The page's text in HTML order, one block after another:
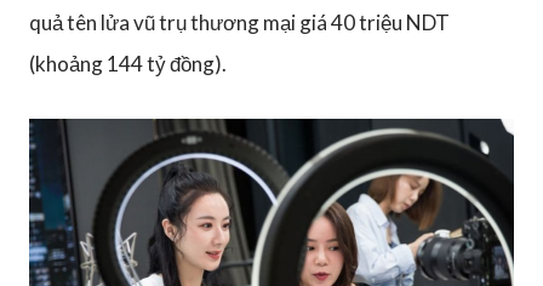
quả tên lửa vũ trụ thương mại giá 40 triệu NDT
(khoảng 144 tỷ đồng).